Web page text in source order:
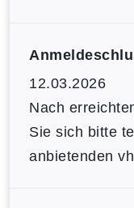
12.03.2026
Nach
Sie sich bitte
anbietenden